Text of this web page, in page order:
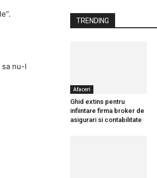
sa nu-l
TRENDING
Afaceri
Ghid extins pentru
infiintare firma broker de
asigurari si contabilitate